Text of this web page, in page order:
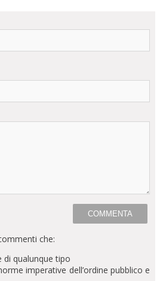
che:
qualunque tipo
imperative dell’ordine pubblico e